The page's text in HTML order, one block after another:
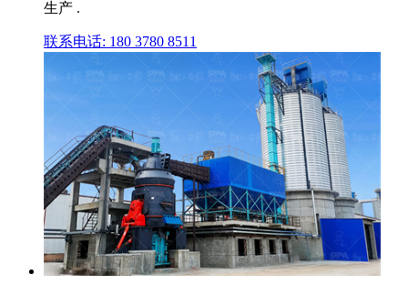
生产 .
联系电话: 180 3780 8511